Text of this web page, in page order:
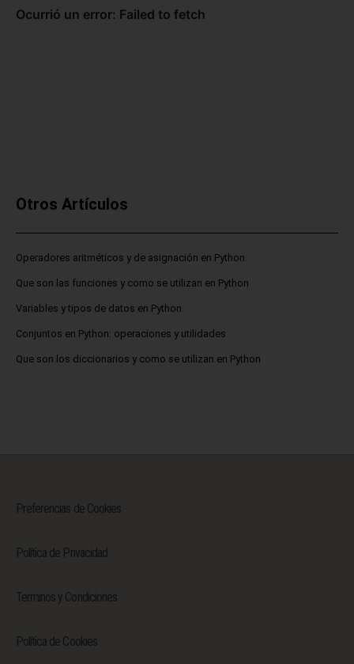
Otros Artículos
Operadores aritméticos y de asignación en Python
Que son las funciones y como se utilizan en Python
Variables y tipos de datos en Python
Conjuntos en Python: operaciones y utilidades
Que son los diccionarios y como se utilizan en Python
Preferencias de Cookies
Política de Privacidad
Terminos y Condiciones
Política de Cookies